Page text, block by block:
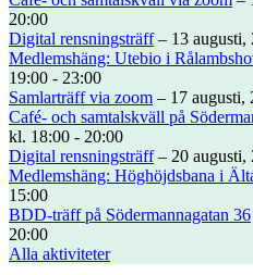
20:00
Digital rensningsträff– 13 augusti,
Medlemshäng: Utebio i
19:00 - 23:00
Samlarträff via zoom – 17 augusti,
Café- och samtalskväll på
kl. 18:00 - 20:00
Digital rensningsträff– 20 augusti,
Medlemshäng: Höghöjdsbana i
15:00
BDD-träff på Södermannagatan 36
20:00
Alla aktiviteter